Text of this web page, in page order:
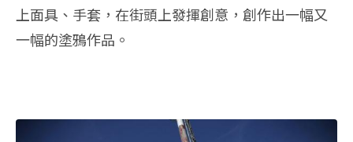
上面具、手套，在街頭上發揮創意，創作出一幅又
一幅的塗鴉作品。